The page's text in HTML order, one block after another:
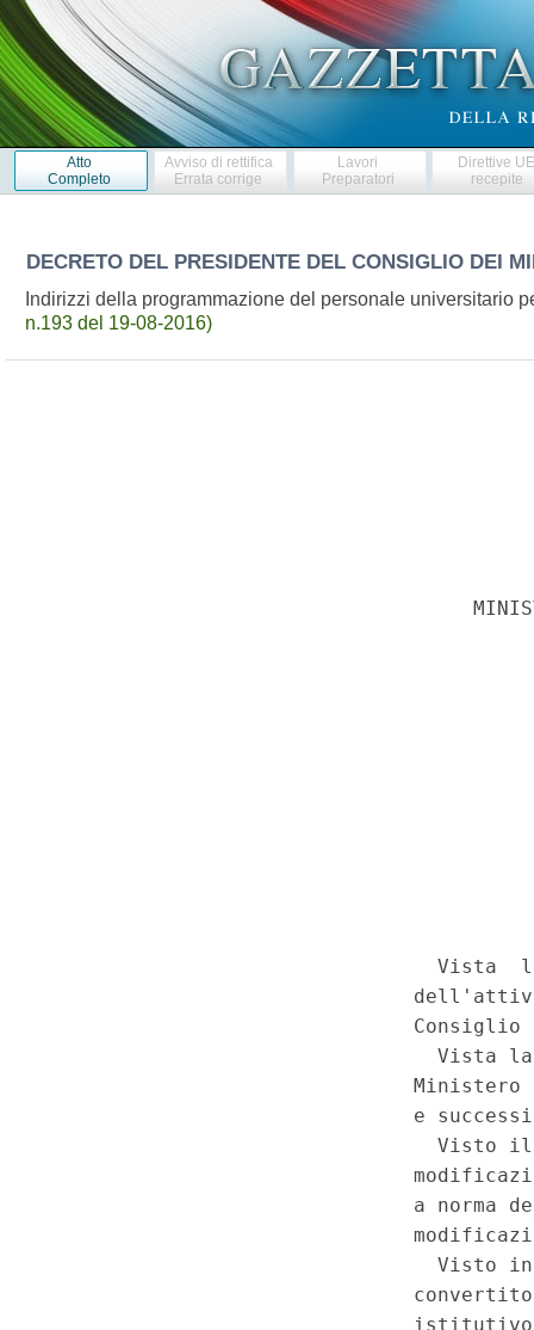
Atto
Completo
Avviso di rettifica
Errata corrige
Lavori
Preparatori
Direttive
recepite
DECRETO DEL PRESIDENTE DEL CONSIGLIO DEI
Indirizzi della programmazione del personale universitario
n.193 del 19-08-2016)